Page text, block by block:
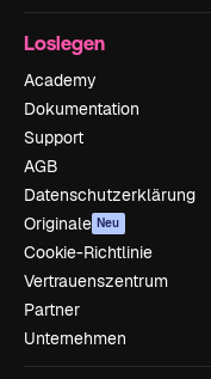
Loslegen
Academy
Dokumentation
Support
AGB
Datenschutzerklärung
Originale Neu
Cookie-Richtlinie
Vertrauenszentrum
Partner
Unternehmen